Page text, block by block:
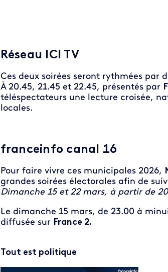
Réseau ICI TV
Ces deux soirées seront rythmées par
À 20.45, 21.45 et 22.45, présentés par
téléspectateurs une lecture croisée,
locales.
franceinfo canal 16
Pour faire vivre ces municipales 2026,
grandes soirées électorales afin de
Dimanche 15 et 22 mars, à partir de
Le dimanche 15 mars, de 23.00 à
diffusée sur France 2.
Tout est politique